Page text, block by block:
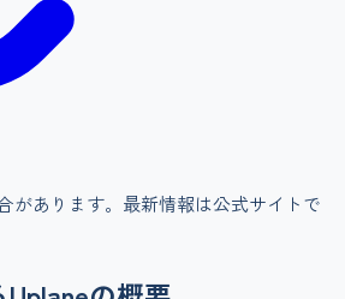
があります。最新情報は公式サイトで